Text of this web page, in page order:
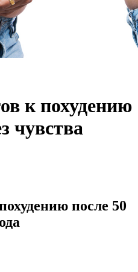
к похудению
чувства
после 50